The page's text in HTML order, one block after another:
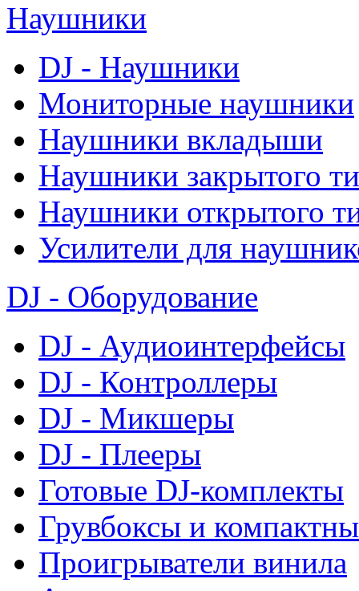
Наушники
DJ - Наушники
Мониторные наушники
Наушники вкладыши
Наушники закрытого
Наушники открытого
Усилители для
DJ - Оборудование
DJ - Аудиоинтерфейсы
DJ - Контроллеры
DJ - Микшеры
DJ - Плееры
Готовые DJ-комплекты
Грувбоксы и
Проигрыватели винила